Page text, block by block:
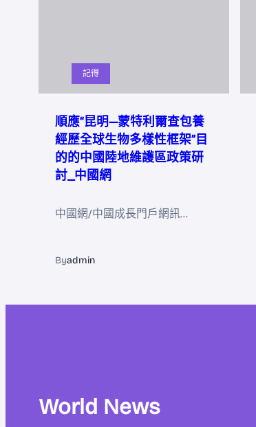
記得
順應“昆明—蒙特利爾查包養
經歷全球生物多樣性框架”目
的的中國陸地維護區政策研
討_中國網
中國網/中國成長門戶網訊…
Byadmin
World News